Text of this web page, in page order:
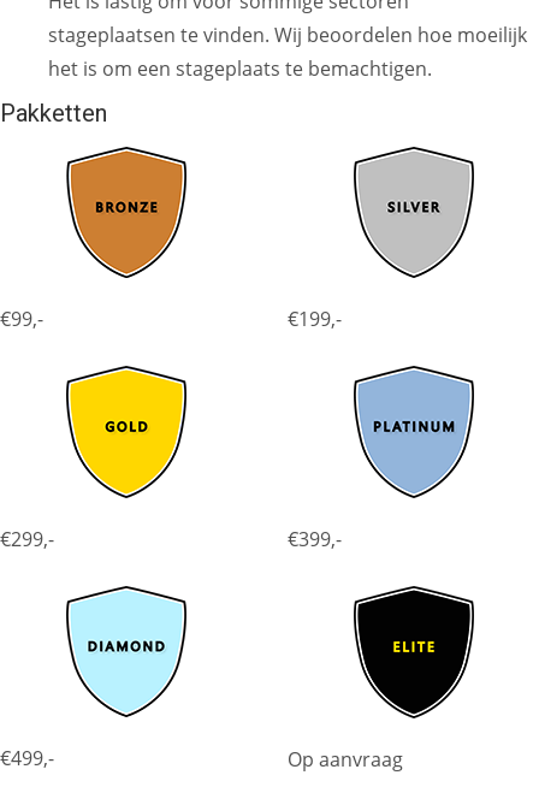
stageplaatsen te vinden. Wij beoordelen hoe moeilijk
het is om een stageplaats te bemachtigen.
Pakketten
€99,- €199,-
€299,- €399,-
€499,- Op aanvraag